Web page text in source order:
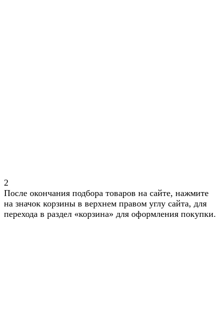
2
После окончания подбора товаров на сайте, нажмите
на значок корзины в верхнем правом углу сайта, для
перехода в раздел «корзина» для оформления покупки.